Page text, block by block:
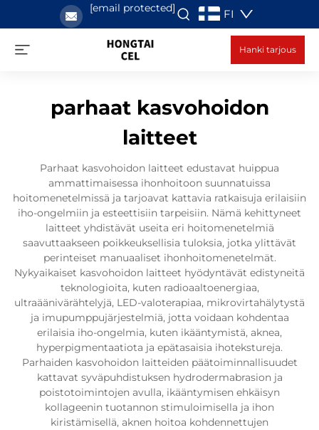
[email protected] FI
Hanki tarjous
parhaat kasvohoidon
laitteet
Parhaat kasvohoidon laitteet edustavat huippua
ammattimaisessa ihonhoitoon suunnatuissa
hoitomenetelmissä ja tarjoavat kattavia ratkaisuja erilaisiin
iho-ongelmiin ja esteettisiin tarpeisiin. Nämä kehittyneet
laitteet yhdistävät useita eri hoitomenetelmiä
saavuttaakseen poikkeuksellisia tuloksia, jotka ylittävät
perinteiset manuaaliset ihonhoitomenetelmät.
Nykyaikaiset kasvohoidon laitteet hyödyntävät edistyneitä
teknologioita, kuten radioaaltoenergiaa,
ultraäänivärähtelyjä, LED-valoterapiaa, mikrovirtahälytystä
ja imupumppujärjestelmiä, jotta voidaan kohdentaa
erilaisia iho-ongelmia, kuten ikääntymistä, aknea,
hyperpigmentaatiota ja epätasaisia ihotekstureja.
Parhaiden kasvohoidon laitteiden päätoiminnallisuudet
kattavat syväpuhdistuksen hydrodermabrasion ja
poistotoimintojen avulla, ikääntymisen ehkäisyn
kollageenin tuotannon stimuloimisella ja ihon
kiristämisellä, aknen hoitoa kohdennettujen